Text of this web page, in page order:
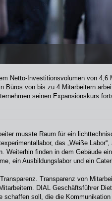
Netto-Investitionsvolumen von
Büros von bis zu 4 Mitarbeitern
seinen Expansionskurs
musste Raum für ein
das „Weiße
Weiterhin finden in dem Gebäude
ein Ausbildungslabor und ein
Transparenz von
DIAL Geschäftsführer
schaffen soll, die die